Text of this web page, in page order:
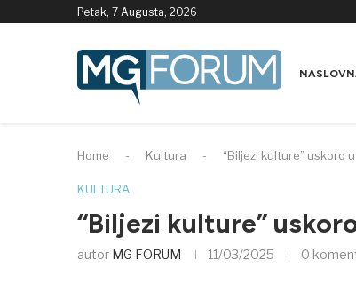
Petak, 7 Augusta, 2026
Home - Kultura - “Biljezi kulture” uskoro
KULTURA
“Biljezi kulture”
autor MG FORUM 11/03/2025 0